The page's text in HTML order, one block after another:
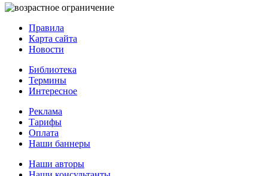
Правила
Карта сайта
Новости
Библиотека
Термины
Интересное
Реклама
Тарифы
Оплата
Наши баннеры
Наши авторы